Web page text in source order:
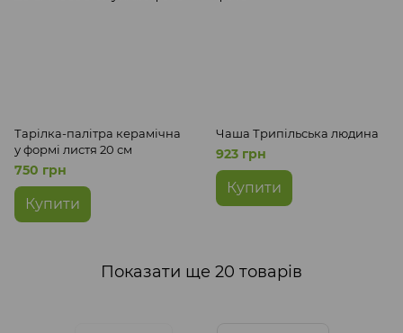
Тарілка-палітра керамічна
у формі листя 20 см
750 грн
Купити
Чаша Трипільська людина
923 грн
Купити
Показати ще 20 товарів